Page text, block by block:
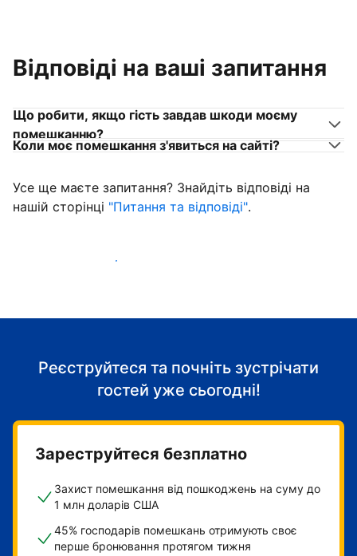
Відповіді на ваші запитання
Що робити, якщо гість завдав шкоди моєму
помешканню?
Коли моє помешкання з'явиться на сайті?
Усе ще маєте запитання? Знайдіть відповіді на
нашій сторінці "Питання та відповіді".
Розпочніть приймати гостей
Реєструйтеся та почніть зустрічати
гостей уже сьогодні!
Зареструйтеся безплатно
Захист помешкання від пошкоджень на суму до
1 млн доларів США
45% господарів помешкань отримують своє
перше бронювання протягом тижня